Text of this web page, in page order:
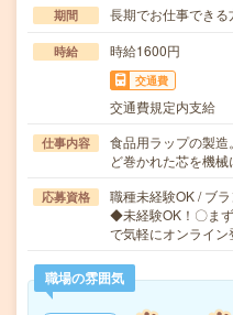
期間 長期でお仕事できる
時給 時給1600円
交通費
交通費規定内支給
仕事内容
食品用ラップの製
ど巻かれた芯を機
応募資格
職種未経験OK / ブ
◆未経験OK！〇ま
で気軽にオンライ
職場の雰囲気